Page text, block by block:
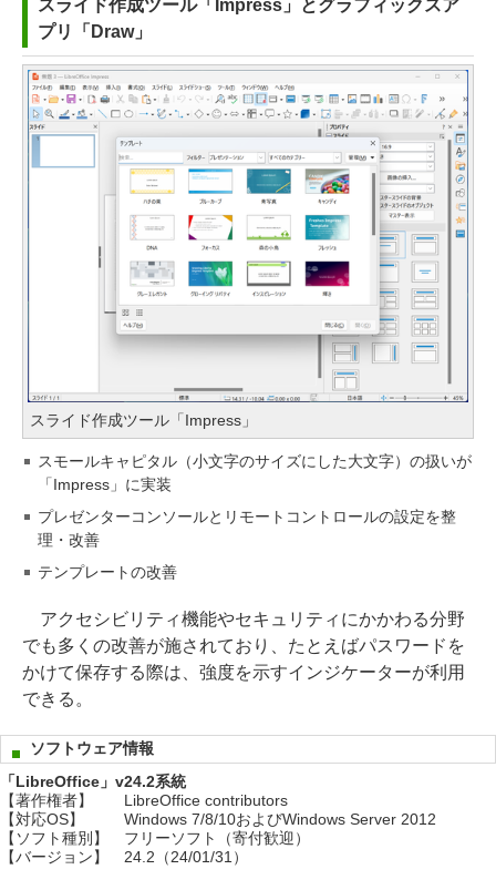
スライド作成ツール「Impress」とグラフィックスア
プリ「Draw」
スライド作成ツール「Impress」
スモールキャピタル（小文字のサイズにした大文字）の扱いが
「Impress」に実装
プレゼンターコンソールとリモートコントロールの設定を整
理・改善
テンプレートの改善
アクセシビリティ機能やセキュリティにかかわる分野
でも多くの改善が施されており、たとえばパスワードを
かけて保存する際は、強度を示すインジケーターが利用
できる。
ソフトウェア情報
「LibreOffice」v24.2系統
【著作権者】
LibreOffice contributors
【対応OS】
Windows 7/8/10およびWindows Server 2012
【ソフト種別】
フリーソフト（寄付歓迎）
【バージョン】
24.2（24/01/31）